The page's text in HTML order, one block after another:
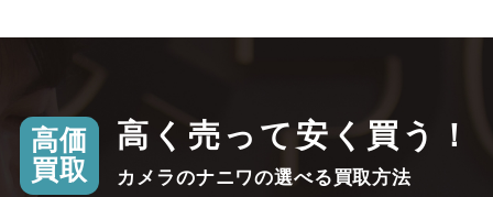
高価
買取
高く売って安く買う！
カメラのナニワの選べる買取方法